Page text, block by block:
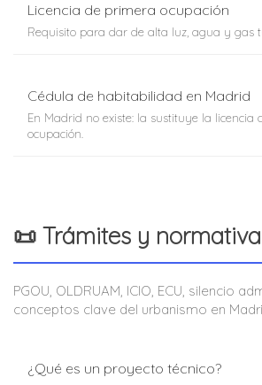
Licencia de primera ocupación
Requisito para dar de alta luz, agua y gas
Cédula de habitabilidad en Madrid
En Madrid no existe: la sustituye la licencia
ocupación.
📜 Trámites y normativa
PGOU, OLDRUAM, ICIO, ECU, silencio
conceptos clave del urbanismo en
¿Qué es un proyecto técnico?